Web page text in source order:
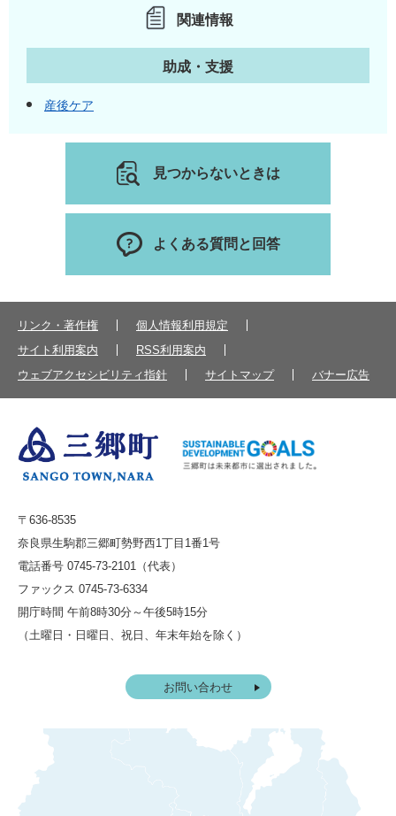
関連情報
助成・支援
産後ケア
見つからないときは
よくある質問と回答
リンク・著作権
個人情報利用規定
サイト利用案内
RSS利用案内
ウェブアクセシビリティ指針
サイトマップ バナー広告
〒636-8535
奈良県生駒郡三郷町勢野西1丁目1番1号
電話番号 0745-73-2101（代表）
ファックス 0745-73-6334
開庁時間 午前8時30分～午後5時15分
（土曜日・日曜日、祝日、年末年始を除く）
お問い合わせ